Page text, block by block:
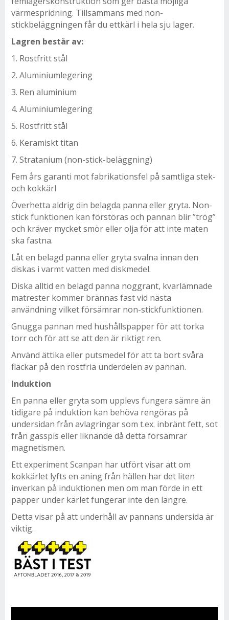
värmespridning. Tillsammans med non-
stickbeläggningen får du ettkärl i hela sju lager.
Lagren består av:
1. Rostfritt stål
2. Aluminiumlegering
3. Ren aluminium
4. Aluminiumlegering
5. Rostfritt stål
6. Keramiskt titan
7. Stratanium (non-stick-beläggning)
Fem års garanti mot fabrikationsfel på samtliga stek-
och kokkärl
Överhetta aldrig din belagda panna eller gryta. Non-
stick funktionen kan förstöras och pannan blir ”trög”
och kräver mycket smör eller olja för att inte maten
ska fastna.
Låt en belagd panna eller gryta svalna innan den
diskas i varmt vatten med diskmedel.
Diska alltid en belagd panna noggrant, kvarlämnade
matrester kommer brännas fast vid nästa
användning vilket försämrar non-stickfunktionen.
Gnugga pannan med hushållspapper för att torka
torr och för att se att den är riktigt ren.
Använd ättika eller putsmedel för att ta bort svåra
fläckar på den rostfria underdelen av pannan.
Induktion
En panna eller gryta som upplevs fungera sämre än
tidigare på induktion kan behöva rengöras på
undersidan från avlagringar som t.ex. inbränt fett, sot
från gasspis eller liknande då detta försämrar
magnetismen.
Ett experiment Scanpan har utfört visar att om
kokkärlet lyfts en aning från hällen har det liten
inverkan på induktionen men om man förde in ett
papper under kärlet fungerar inte den längre.
Detta visar på att underhåll av pannans undersida är
viktig.